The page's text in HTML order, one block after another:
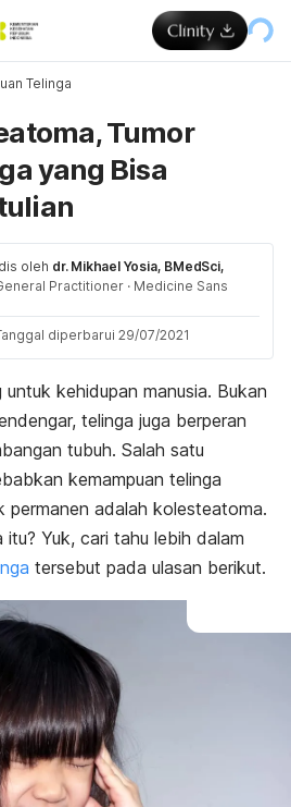
Telinga
Tumor
yang Bisa
oleh dr. Mikhael Yosia, BMedSci,
Practitioner · Medicine Sans
diperbarui 29/07/2021
kehidupan manusia. Bukan
telinga juga berperan
tubuh. Salah satu
kemampuan telinga
permanen adalah kolesteatoma.
Yuk, cari tahu lebih dalam
tersebut pada ulasan berikut.